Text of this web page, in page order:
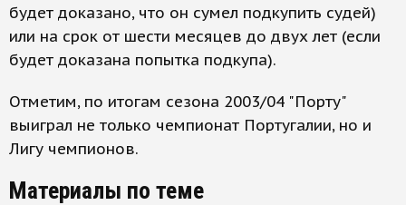
будет доказано, что он сумел подкупить судей)
или на срок от шести месяцев до двух лет (если
будет доказана попытка подкупа).
Отметим, по итогам сезона 2003/04 "Порту"
выиграл не только чемпионат Португалии, но и
Лигу чемпионов.
Материалы по теме